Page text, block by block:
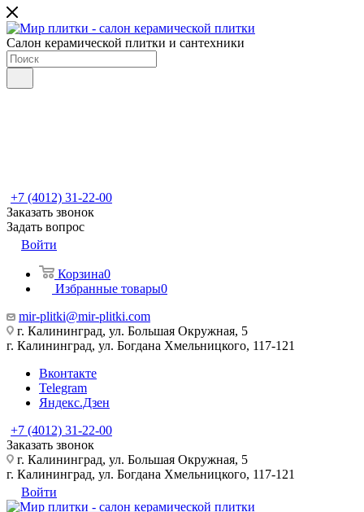
Салон керамической плитки и сантехники
+7 (4012) 31-22-00
Заказать звонок
Задать вопрос
Войти
Корзина0
Избранные товары0
mir-plitki@mir-plitki.com
г. Калининград, ул. Большая Окружная, 5
г. Калининград, ул. Богдана Хмельницкого, 117-121
Вконтакте
Telegram
Яндекс.Дзен
+7 (4012) 31-22-00
Заказать звонок
г. Калининград, ул. Большая Окружная, 5
г. Калининград, ул. Богдана Хмельницкого, 117-121
Войти